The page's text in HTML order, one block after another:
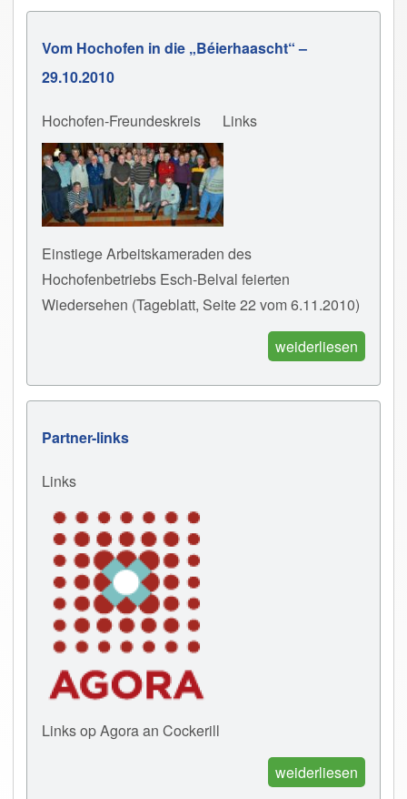
Vom Hochofen in die „Béierhaascht“ –
29.10.2010
Hochofen-Freundeskreis Links
Einstiege Arbeitskameraden des
Hochofenbetriebs Esch-Belval feierten
Wiedersehen (Tageblatt, Seite 22 vom 6.11.2010)
weiderliesen
Partner-links
Links
Links op Agora an Cockerill
weiderliesen